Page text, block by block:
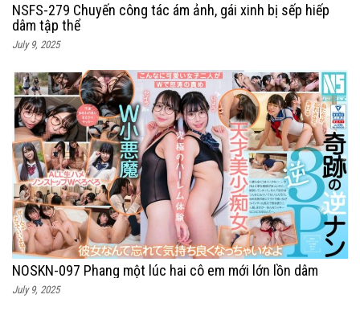
NSFS-279 Chuyến công tác ám ảnh, gái xinh bị sếp hiếp
dâm tập thể
July 9, 2025
NOSKN-097 Phang một lúc hai cô em mới lớn lồn dâm
July 9, 2025